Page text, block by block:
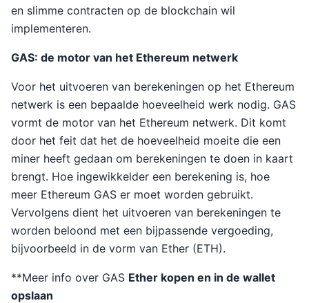
en slimme contracten op de blockchain wil
implementeren.
GAS: de motor van het Ethereum netwerk
Voor het uitvoeren van berekeningen op het Ethereum
netwerk is een bepaalde hoeveelheid werk nodig. GAS
vormt de motor van het Ethereum netwerk. Dit komt
door het feit dat het de hoeveelheid moeite die een
miner heeft gedaan om berekeningen te doen in kaart
brengt. Hoe ingewikkelder een berekening is, hoe
meer Ethereum GAS er moet worden gebruikt.
Vervolgens dient het uitvoeren van berekeningen te
worden beloond met een bijpassende vergoeding,
bijvoorbeeld in de vorm van Ether (ETH).
**Meer info over GAS Ether kopen en in de wallet
opslaan